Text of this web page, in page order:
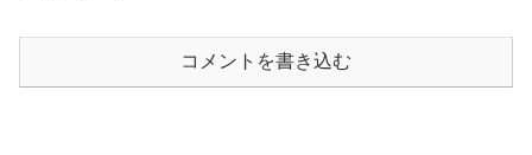
コメントを書き込む